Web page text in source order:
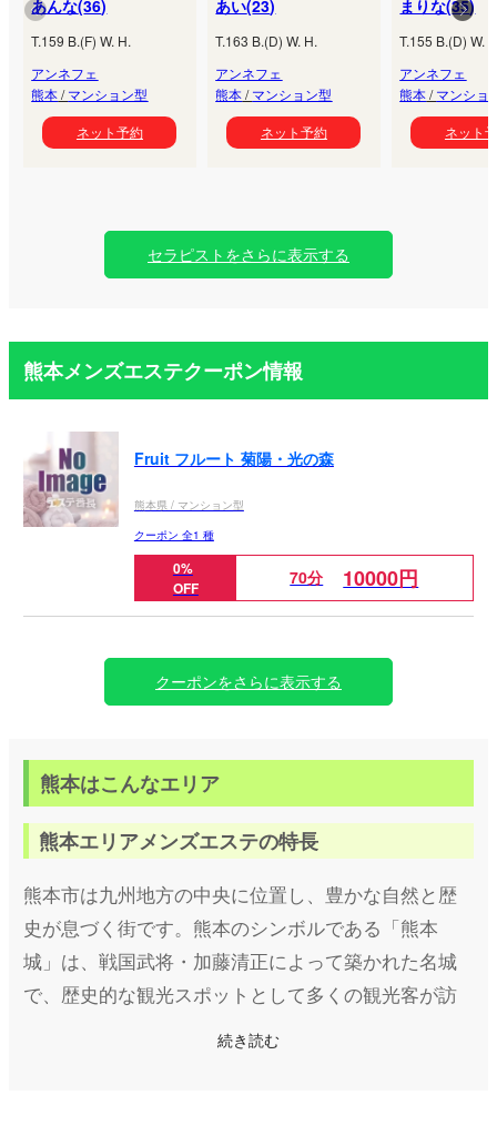
あんな(36)
T.159 B.(F) W. H.
アンネフェ
熊本/マンション型
ネット予約
あい(23)
T.163 B.(D) W. H.
アンネフェ
熊本/マンション型
ネット予約
まりな(35)
T.155 B.(D) W.
アンネフェ
熊本/マンショ
ネット
セラピストをさらに表示する
熊本メンズエステクーポン情報
Fruit フルート 菊陽・光の森
熊本県 / マンション型
クーポン 全1 種
0%
OFF
70分 10000円
クーポンをさらに表示する
熊本はこんなエリア
熊本エリアメンズエステの特長
熊本市は九州地方の中央に位置し、豊かな自然と歴
史が息づく街です。熊本のシンボルである「熊本
城」は、戦国武将・加藤清正によって築かれた名城
で、歴史的な観光スポットとして多くの観光客が訪
れます。城の周辺には、桜の名所としても知られる
続き読む